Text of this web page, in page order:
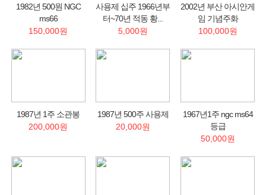
1982년 500원 NGC
ms66
150,000원
사용제 십주 1966년부
터~70년 적동 황...
5,000원
2002년 부산 아시안게
임 기념주화
100,000원
1987년 1주 소관봉
200,000원
1987년 500주 사용제
20,000원
1967년1주 ngc ms64
등급
50,000원